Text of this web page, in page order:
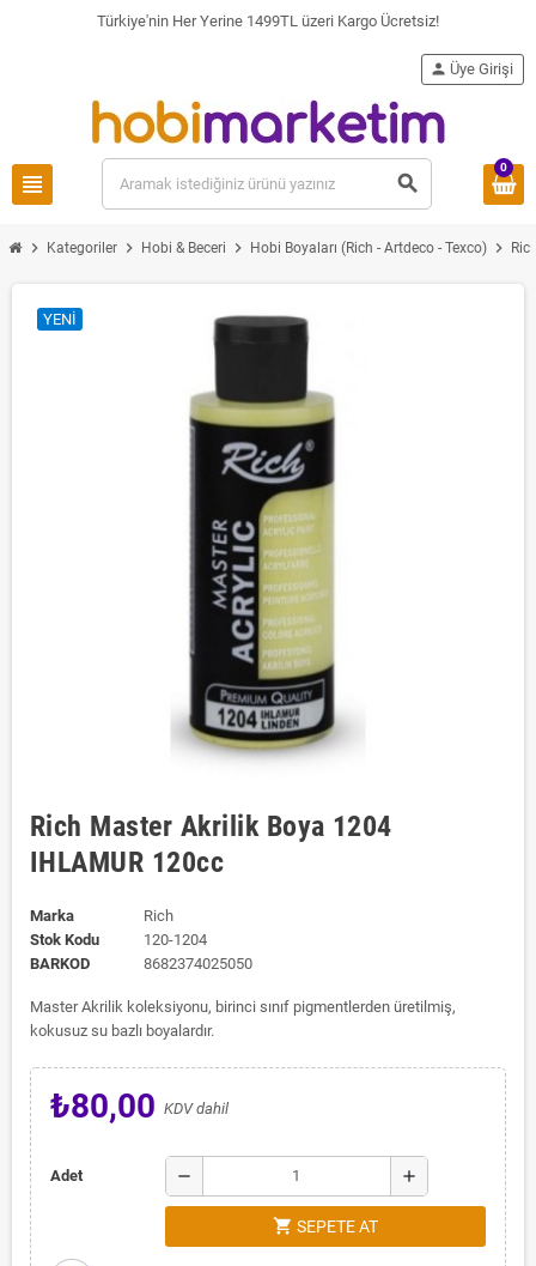
Türkiye'nin Her Yerine 1499TL üzeri Kargo Ücretsiz!
view_headline search
person Üye Girişi
0
chevron_right Kategoriler chevron_right Hobi & Beceri chevron_right Hobi Boyaları (Rich - Artdeco - Texco) chevron_right
YENI
Rich Master Akrilik Boya 1204
IHLAMUR 120cc
Marka
Rich
Stok Kodu
120-1204
BARKOD
8682374025050
Master Akrilik koleksiyonu, birinci sınıf pigmentlerden üretilmiş,
kokusuz su bazlı boyalardır.
₺80,00 KDV dahil
Adet remove add
shopping_cart SEPETE AT